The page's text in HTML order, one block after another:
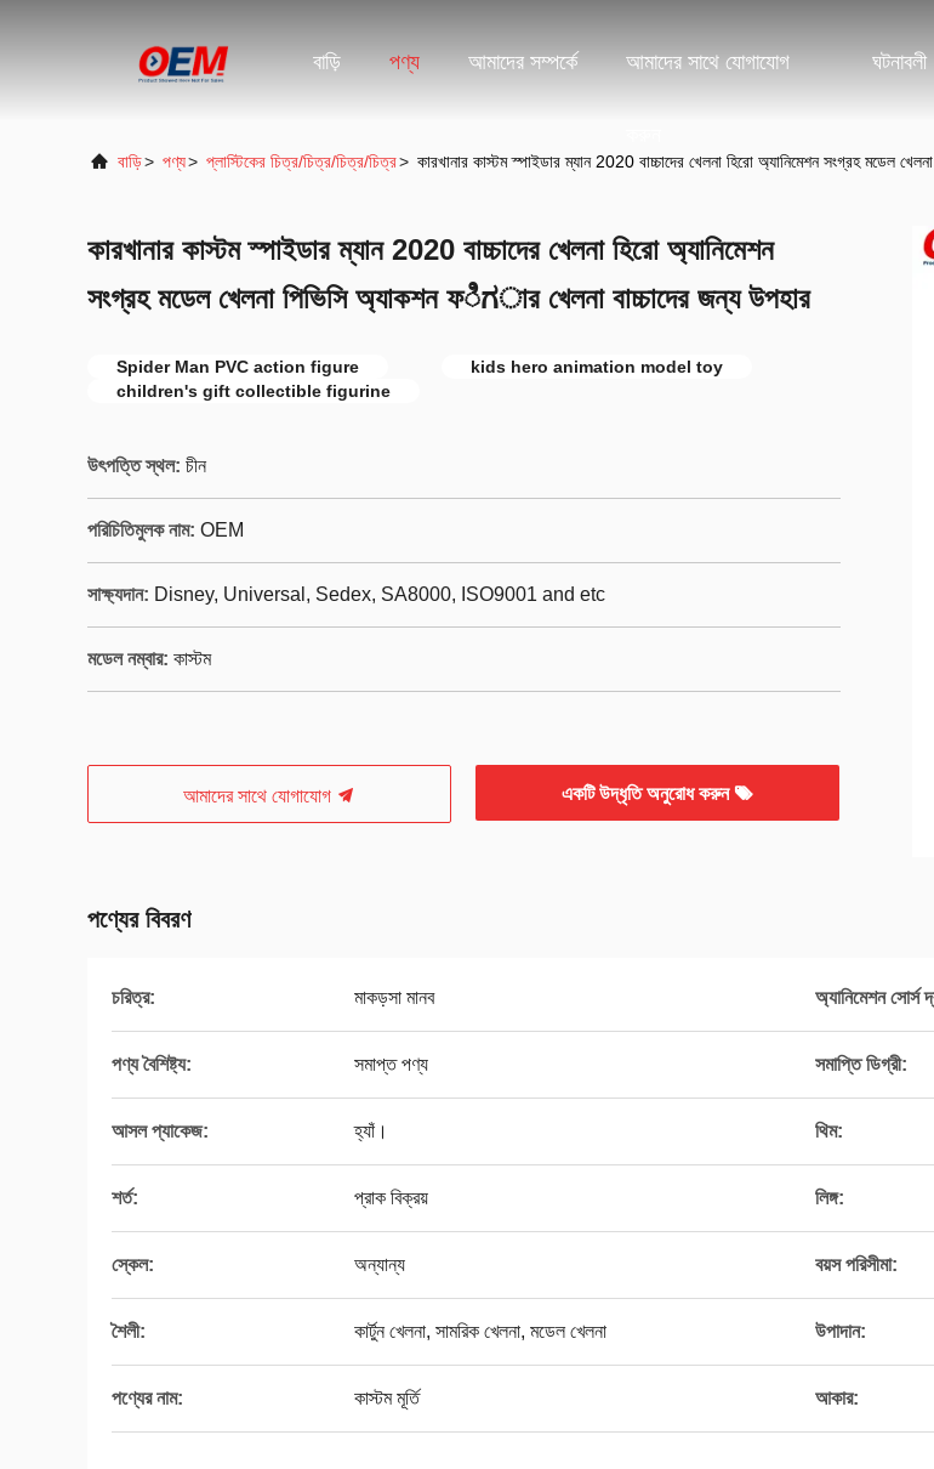
বাড়ি পণ্য আমাদের সম্পর্কে আমাদের সাথে যোগাযোগ ঘটনাবলী
বাড়ি> পণ্য> প্লাস্টিকের চিত্র/চিত্র/চিত্র/চিত্র> কারখানার কাস্টম স্পাইডার ম্যান 2020 বাচ্চাদের খেলনা হিরো অ্যানিমেশন সংগ্রহ মডেল
কারখানার কাস্টম স্পাইডার ম্যান 2020 বাচ্চাদের খেলনা হিরো অ্যানিমেশন
সংগ্রহ মডেল খেলনা পিভিসি অ্যাকশন ফಿಗার খেলনা বাচ্চাদের জন্য উপহার
Spider Man PVC action figure
kids hero animation model toy
children's gift collectible figurine
উৎপত্তি স্থল: চীন
পরিচিতিমুলক নাম: OEM
সাক্ষ্যদান: Disney, Universal, Sedex, SA8000, ISO9001 and etc
মডেল নম্বার: কাস্টম
আমাদের সাথে যোগাযোগ একটি উদ্ধৃতি অনুরোধ করুন
পণ্যের বিবরণ
চরিত্র: মাকড়সা মানব অ্যানিমেশন সোর্স
পণ্য বৈশিষ্ট্য: সমাপ্ত পণ্য সমাপ্তি ডিগ্রী:
আসল প্যাকেজ: হ্যাঁ। থিম:
শর্ত: প্রাক বিক্রয় লিঙ্গ:
স্কেল: অন্যান্য বয়স পরিসীমা:
শৈলী: কার্টুন খেলনা, সামরিক খেলনা, মডেল খেলনা উপাদান:
পণ্যের নাম: কাস্টম মূর্তি আকার: